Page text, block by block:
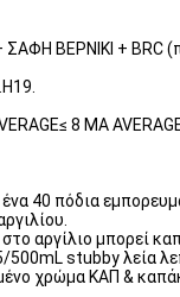
ΒΕΡΝΙΚΙ + BRC
8 ΜΑ
40 πόδια
αργίλιο μπορεί
stubby λεία
χρώμα ΚΑΠ &